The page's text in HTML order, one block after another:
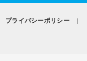
。効率よく物事を進
にやるべきことを終
1週間後に2話で全7話
プライバシーポリシー